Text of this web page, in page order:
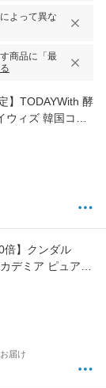
よって異な
商品に「最
】TODAYWith 酵
ウィズ 韓国コス
性 酵素 角質ケア
ルロン酸 保湿 乾
肌 体臭ケア
倍】クンダル
デミア ピュア
クンダル
届け